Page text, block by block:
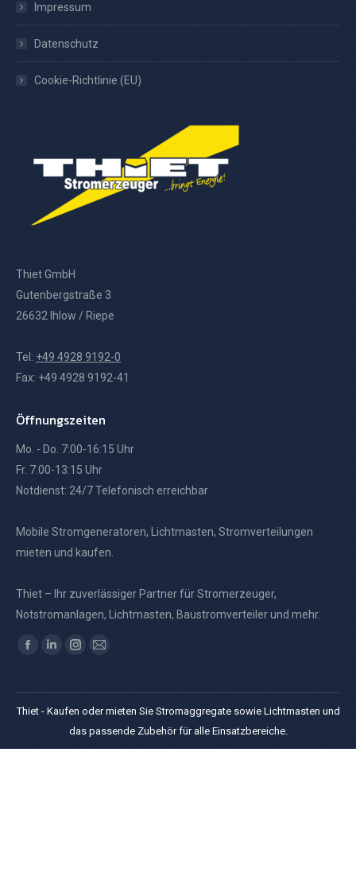
Impressum
Datenschutz
Cookie-Richtlinie (EU)
Thiet GmbH
Gutenbergstraße 3
26632 Ihlow / Riepe
Tel: +49 4928 9192-0
Fax: +49 4928 9192-41
Öffnungszeiten
Mo. - Do. 7:00-16:15 Uhr
Fr. 7:00-13:15 Uhr
Notdienst: 24/7 Telefonisch erreichbar
Mobile Stromgeneratoren, Lichtmasten, Stromverteilungen
mieten und kaufen.
Thiet – Ihr zuverlässiger Partner für Stromerzeuger,
Notstromanlagen, Lichtmasten, Baustromverteiler und mehr.
Finden Sie uns auf:
Facebook
opens
in
Linkedin
opens
in
new
Instagram
opens
in
new
E-
page
opens
in
Thiet - Kaufen oder mieten Sie Stromaggregate sowie Lichtmasten und
das passende Zubehör für alle Einsatzbereiche.